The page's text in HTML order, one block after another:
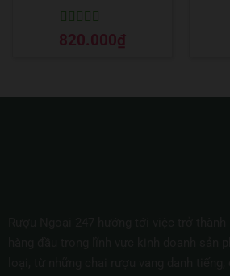
Được xếp
hạng55 sao
820.000₫